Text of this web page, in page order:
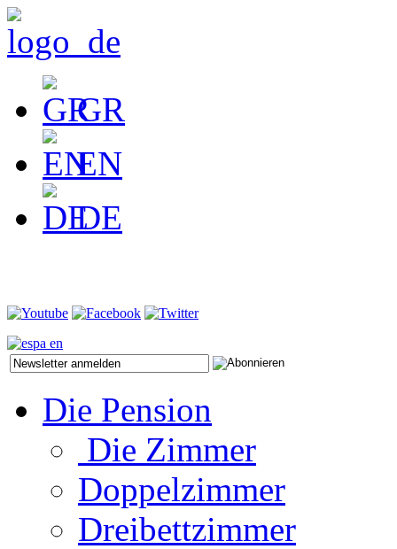
GR
EN
DE
Die Pension
Die Zimmer
Doppelzimmer
Dreibettzimmer